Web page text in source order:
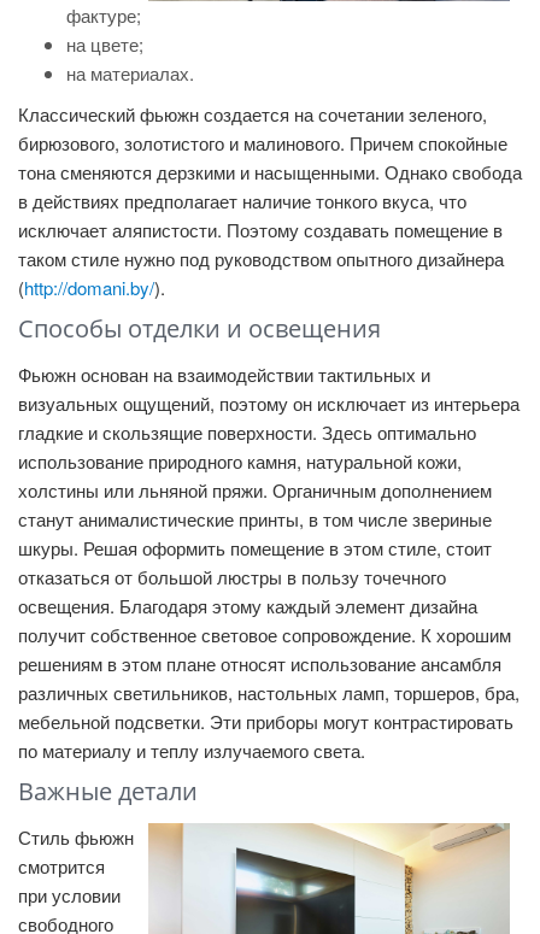
фактуре;
на цвете;
на материалах.
Классический фьюжн создается на сочетании зеленого,
бирюзового, золотистого и малинового. Причем спокойные
тона сменяются дерзкими и насыщенными. Однако свобода
в действиях предполагает наличие тонкого вкуса, что
исключает аляпистости. Поэтому создавать помещение в
таком стиле нужно под руководством опытного дизайнера
(http://domani.by/).
Способы отделки и освещения
Фьюжн основан на взаимодействии тактильных и
визуальных ощущений, поэтому он исключает из интерьера
гладкие и скользящие поверхности. Здесь оптимально
использование природного камня, натуральной кожи,
холстины или льняной пряжи. Органичным дополнением
станут анималистические принты, в том числе звериные
шкуры. Решая оформить помещение в этом стиле, стоит
отказаться от большой люстры в пользу точечного
освещения. Благодаря этому каждый элемент дизайна
получит собственное световое сопровождение. К хорошим
решениям в этом плане относят использование ансамбля
различных светильников, настольных ламп, торшеров, бра,
мебельной подсветки. Эти приборы могут контрастировать
по материалу и теплу излучаемого света.
Важные детали
Стиль фьюжн
смотрится
при условии
свободного